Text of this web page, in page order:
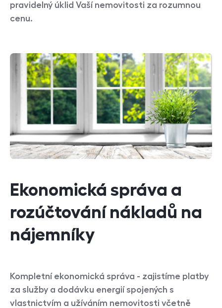
pravidelný úklid Vaší nemovitosti za rozumnou
cenu.
Ekonomická správa a
rozúčtování nákladů na
nájemníky
Kompletní ekonomická správa - zajistíme platby
za služby a dodávku energií spojených s
vlastnictvím a užíváním nemovitosti včetně